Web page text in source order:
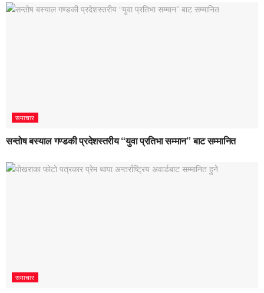
समाचार
सन्तोष बस्याल गण्डकी प्रदेशस्तरीय “युवा प्रतिभा सम्मान” बाट सम्मानित
समाचार